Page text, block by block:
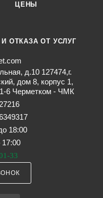
ЦЕНЫ
ОТКАЗА ОТ УСЛУГ
д.10 127474,г.
дом 8, корпус 1,
6 Черметком - ЧМК
18:00
33